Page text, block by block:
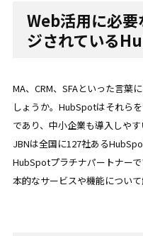
Web活用に必
ジされている
MA、CRM、SFAといった言葉
しょうか。HubSpotはそれら
であり、中小企業も導入しや
JBNは全国に127社ある
HubSpotプラチナパートナー
本的なサービスや機能について